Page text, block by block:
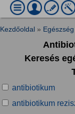
Kezdőoldal » Egészség
Keresés
antibiotikum
antibiotikum